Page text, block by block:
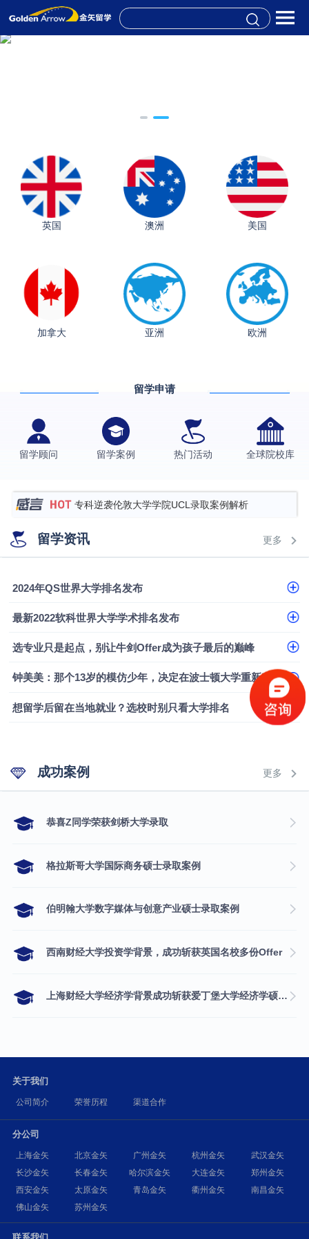
英国 澳洲 美国
加拿大 亚洲 欧洲
留学申请
留学顾问 留学案例 热门活动 全球院校库
从上海财大2+2到谢菲尔德：低均分逆袭QS百强金
西南财经大学投资学背景，成功斩获英国名校多份
上海财经大学经济学背景成功斩获爱丁堡大学经济学
专科逆袭伦敦大学学院UCL录取案例解析
香港浸会大学伦理与公共事务硕士录取
从上海财大2+2到谢菲尔德：低均分逆袭QS百强金
留学资讯 更多
2024年QS世界大学排名发布
最新2022软科世界大学学术排名发布
选专业只是起点，别让牛剑Offer成为孩子最后的巅峰
钟美美：那个13岁的模仿少年，决定在波士顿大学重新定义自己
想留学后留在当地就业？选校时别只看大学排名
成功案例 更多
​恭喜Z同学荣获剑桥大学录取
格拉斯哥大学国际商务硕士录取案例
伯明翰大学数字媒体与创意产业硕士录取案例
西南财经大学投资学背景，成功斩获英国名校多份Offer
上海财经大学经济学背景成功斩获爱丁堡大学经济学硕士录取
关于我们
公司简介 荣誉历程 渠道合作
分公司
上海金矢 北京金矢 广州金矢 杭州金矢
武汉金矢
长沙金矢
长春金矢 哈尔滨金矢 大连金矢
郑州金矢
西安金矢
太原金矢 青岛金矢 衢州金矢
南昌金矢
佛山金矢
苏州金矢